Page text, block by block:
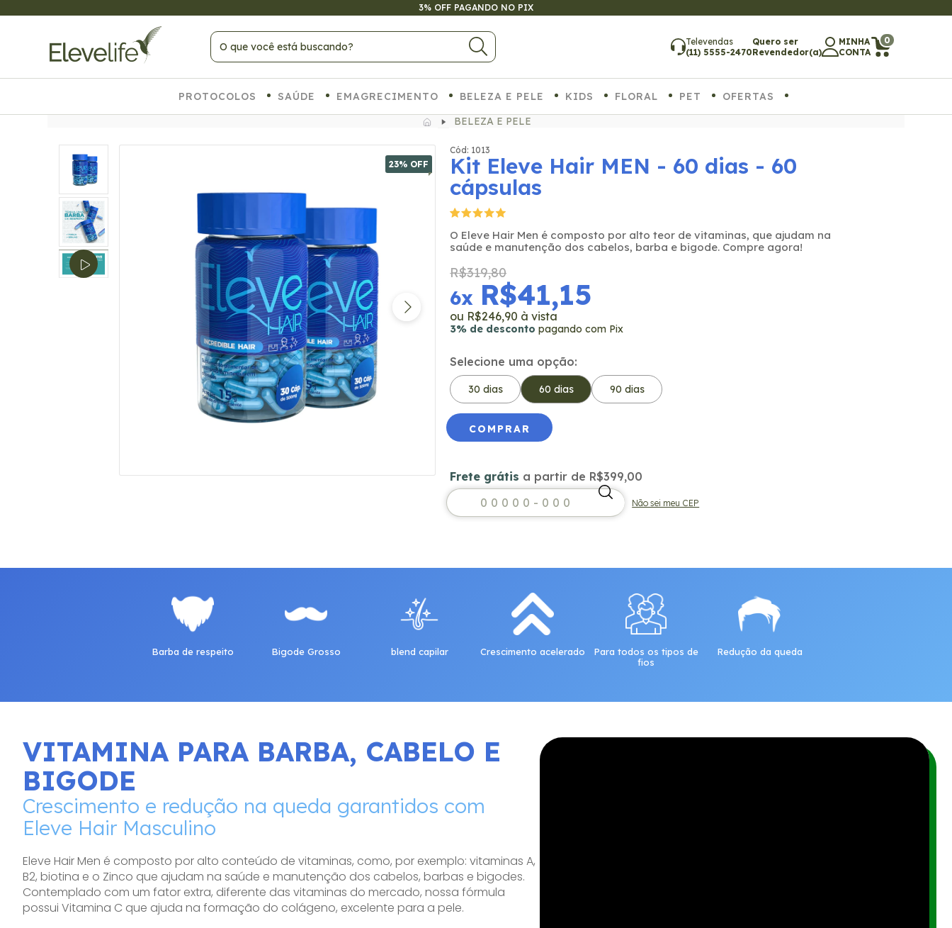
ATÉ 6X SEM JUROS NO CARTÃO
Televendas
(11) 5555-2470
Quero ser
Revendedor(a)
MINHA
CONTA
0
PROTOCOLOS SAÚDE EMAGRECIMENTO BELEZA E PELE KIDS FLORAL PET
OFERTAS
BELEZA E PELE
23% OFF
Cód: 1013
Kit Eleve Hair MEN - 60 dias - 60
cápsulas
O Eleve Hair Men é composto por alto teor de vitaminas, que ajudam na
saúde e manutenção dos cabelos, barba e bigode. Compre agora!
R$319,80
6x R$41,15
3% de desconto pagando com Pix
R$246,90
Selecione uma opção:
30 dias 60 dias 90 dias
Frete grátis R$399,00
Entregas para o CEP:
Frete grátis a partir de R$399,00
Não sei meu CEP
Barba de respeito Bigode Grosso blend capilar Crescimento acelerado
Para todos os tipos de
fios
Redução da queda
VITAMINA PARA BARBA, CABELO E
BIGODE
Crescimento e redução na queda garantidos com
Eleve Hair Masculino
Eleve Hair Men é composto por alto conteúdo de vitaminas, como, por exemplo: vitaminas A,
B2, biotina e o Zinco que ajudam na saúde e manutenção dos cabelos, barbas e bigodes.
Contemplado com um fator extra, diferente das vitaminas do mercado, nossa fórmula
possui Vitamina C que ajuda na formação do colágeno, excelente para a pele.